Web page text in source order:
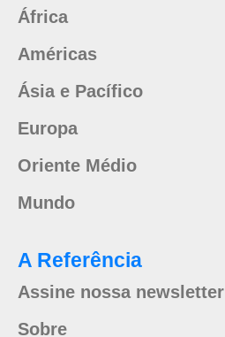
África
Américas
Ásia e Pacífico
Europa
Oriente Médio
Mundo
A Referência
Assine nossa newsletter
Sobre